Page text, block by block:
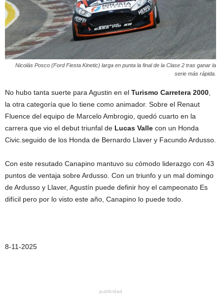
Nicolás Posco (Ford Fiesta Kinetic) larga en punta la final de la Clase 2 tras ganar la
serie más rápida.
No hubo tanta suerte para Agustin en el Turismo Carretera 2000,
la otra categoría que lo tiene como animador. Sobre el Renaut
Fluence del equipo de Marcelo Ambrogio, quedó cuarto en la
carrera que vio el debut triunfal de Lucas Valle con un Honda
Civic.seguido de los Honda de Bernardo Llaver y Facundo Ardusso.
Con este resutado Canapino mantuvo su cómodo liderazgo con 43
puntos de ventaja sobre Ardusso. Con un triunfo y un mal domingo
de Ardusso y Llaver, Agustín puede definir hoy el campeonato Es
difícil pero por lo visto este año, Canapino lo puede todo.
8-11-2025
publicidad